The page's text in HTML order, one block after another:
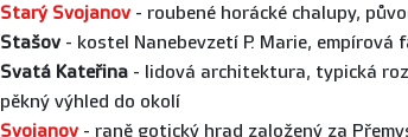
Starý Svojanov - roubené horácké chalupy,
Stašov - kostel Nanebevzetí P. Marie, empírová
Svatá Kateřina - lidová architektura, typická
pěkný výhled do okolí
Svojanov - raně gotický hrad založený za